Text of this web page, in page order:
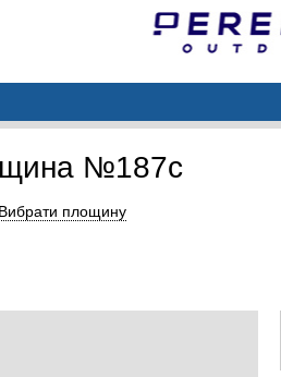
№187c
Вибрати площину